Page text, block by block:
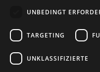
Versand
UNBEDINGT
TARGETING
UNKLASSIFIZIERTE